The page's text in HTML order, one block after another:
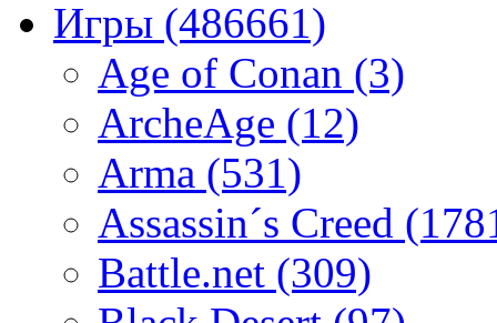
Игры (486661)
Age of Conan (3)
ArcheAge (12)
Arma (531)
Assassin´s Creed
Battle.net (309)